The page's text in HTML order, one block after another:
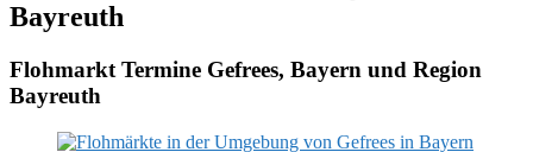
Bayreuth
Flohmarkt Termine Gefrees, Bayern und Region
Bayreuth